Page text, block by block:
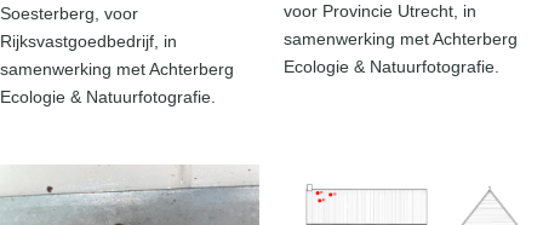
Soesterberg, voor
Rijksvastgoedbedrijf, in
samenwerking met Achterberg
Ecologie & Natuurfotografie.
voor Provincie Utrecht, in
samenwerking met Achterberg
Ecologie & Natuurfotografie.